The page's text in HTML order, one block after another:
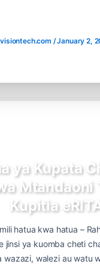
/January 2,
ya Kupata
Mtandaoni
Kupitia
hatua kwa hatua –
jinsi ya kuomba cheti
wazazi, walezi au watu